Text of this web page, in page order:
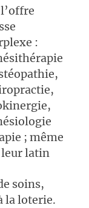
:
; même
leur latin
soins,
la loterie.